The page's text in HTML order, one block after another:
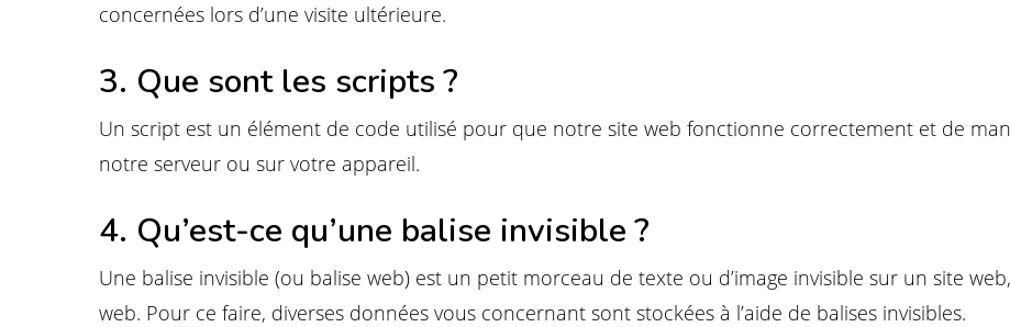
Hit enter to search or ESC to close
concernées lors d’une visite ultérieure.
3. Que sont les scripts ?
Un script est un élément de code utilisé pour que notre site web fonctionne correctement et de
notre serveur ou sur votre appareil.
4. Qu’est-ce qu’une balise invisible ?
Une balise invisible (ou balise web) est un petit morceau de texte ou d’image invisible sur un site
web. Pour ce faire, diverses données vous concernant sont stockées à l’aide de balises invisibles.